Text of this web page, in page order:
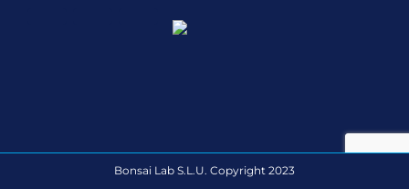
LinkedInYouTube
Bonsai Lab S.L.U. Copyright 2023